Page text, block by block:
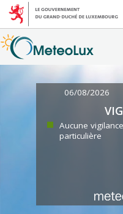
06/08/2026
Aucune vigilance
particulière